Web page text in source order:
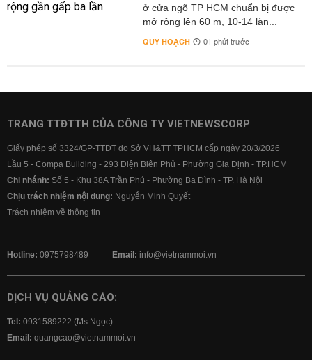
ở cửa ngõ TP HCM chuẩn bị được
mở rộng lên 60 m, 10-14 làn...
QUY HOẠCH 01 phút trước
TRANG TTĐTTH CỦA CÔNG TY VIETNEWSCORP
Giấy phép số 3324/GP-TTĐT do Sở VH&TT TPHCM cấp ngày 20/3/2026
Lầu 5 - Compa Building - 293 Điện Biên Phủ - Phường Gia Định - TP.HCM
Chi nhánh: Số 5 - Khu 38A Trần Phú - Phường Ba Đình - TP. Hà Nội
Chịu trách nhiệm nội dung: Nguyễn Minh Quyết
Trách nhiệm về thông tin
Hotline: 0975798489 Email: info@vietnammoi.vn
DỊCH VỤ QUẢNG CÁO:
Tel: 0931589222 (Ms Ngọc)
Email: quangcao@vietnammoi.vn